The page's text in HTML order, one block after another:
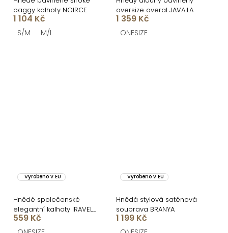
baggy kalhoty NOIRCE
1 104 Kč
S/M M/L
oversize overal JAVAILA
1 359 Kč
ONESIZE
Vyrobeno v EU
Hnědé společenské
elegantní kalhoty IRAVELL
s vlečkou
559 Kč
Vyrobeno v EU
Hnědá stylová saténová
souprava BRANYA
1 199 Kč